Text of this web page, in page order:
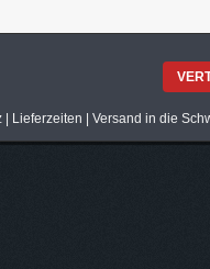
| Lieferzeiten | Versand in die